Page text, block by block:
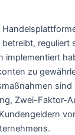
reguliert
implementiert
zu
sind
Zwei-Faktor-